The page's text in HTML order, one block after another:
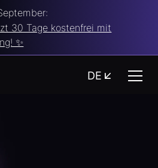
30 Tage kostenfrei mit
✨
DE